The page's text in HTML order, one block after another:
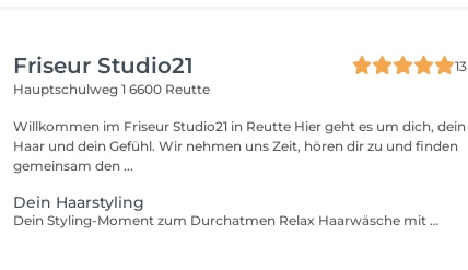
Friseur Studio21
13
Hauptschulweg 16600 Reutte
Willkommen im Friseur Studio21 in Reutte Hier geht es um dich, dein
Haar und dein Gefühl. Wir nehmen uns Zeit, hören dir zu und finden
gemeinsam den ...
Dein Haarstyling
Dein Styling-Moment zum Durchatmen Relax Haarwäsche mit Massagestuhl und individuelles Styling mit hochwertigen Produkten für einen gepflegten Look, der zu deinem Alltag passt. Manchmal braucht es keinen neuen Haarschnitt sondern einfach das Gefühl, wieder frisch, gepflegt zu fühlen.